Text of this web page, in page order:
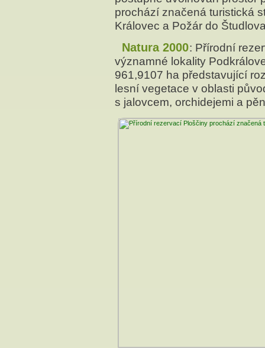
prochází značená turistická
Královec a Požár do
Natura 2000: Přírodní
významné lokality
961,9107 ha představující
lesní vegetace v oblasti
s jalovcem, orchidejemi a